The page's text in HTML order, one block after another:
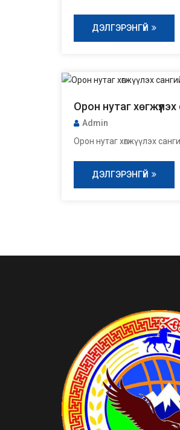
ДЭЛГЭРЭНГҮЙ
Орон нутаг
Admin
Орон нутаг хөгжүүлэх
ДЭЛГЭРЭНГҮЙ